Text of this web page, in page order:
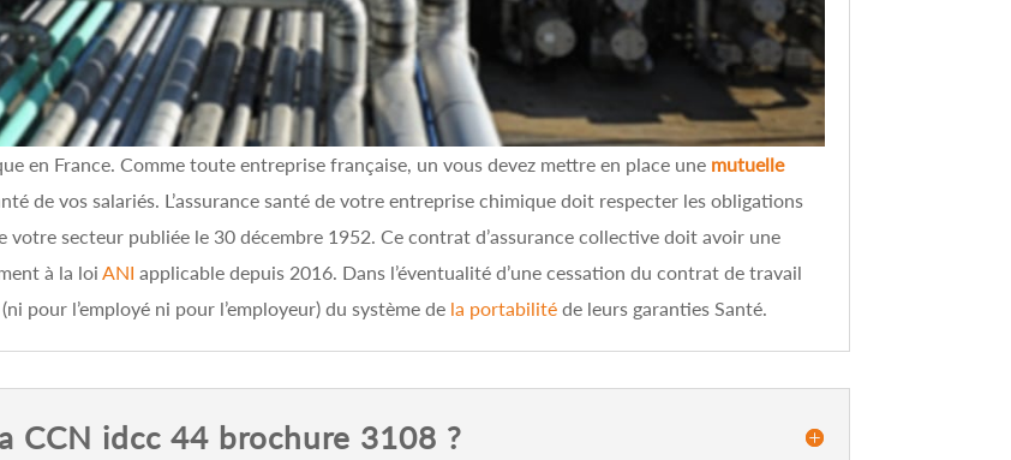
en France. Comme toute entreprise française, un vous devez mettre en place une mutuelle
de vos salariés. L’assurance santé de votre entreprise chimique doit respecter les obligations
secteur publiée le 30 décembre 1952. Ce contrat d’assurance collective doit avoir une
à la loiANI applicable depuis 2016. Dans l’éventualité d’une cessation du contrat de travail
pour l’employé ni pour l’employeur) du système de la portabilité de leurs garanties Santé.
CCN idcc 44 brochure 3108 ?